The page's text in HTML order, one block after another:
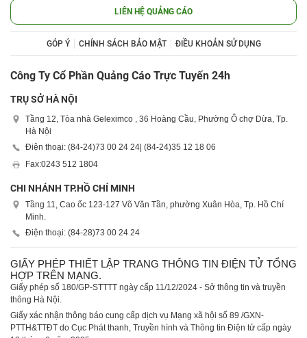
LIÊN HỆ QUẢNG CÁO
GÓP Ý CHÍNH SÁCH BẢO MẬT ĐIỀU KHOẢN SỬ DỤNG
Công Ty Cổ Phần Quảng Cáo Trực Tuyến 24h
TRỤ SỞ HÀ NỘI
Tầng 12, Tòa nhà Geleximco , 36 Hoàng Cầu, Phường Ô chợ Dừa, Tp.
Hà Nội
Điện thoại: (84-24)73 00 24 24 | (84-24)35 12 18 06
Fax:0243 512 1804
CHI NHÁNH TP.HỒ CHÍ MINH
Tầng 11, Cao ốc 123-127 Võ Văn Tần, phường Xuân Hòa, Tp. Hồ Chí
Minh.
Điện thoại: (84-28)73 00 24 24
GIẤY PHÉP THIẾT LẬP TRANG THÔNG TIN ĐIỆN TỬ TỔNG
HỢP TRÊN MẠNG.
Giấy phép số 180/GP-STTTT ngày cấp 11/12/2024 - Sở thông tin và truyền
thông Hà Nội.
Giấy xác nhận thông báo cung cấp dịch vụ Mạng xã hội số 89 /GXN-
PTTH&TTĐT do Cục Phát thanh, Truyền hình và Thông tin Điện tử cấp ngày